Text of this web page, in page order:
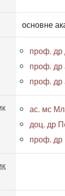
основне
проф. др
проф. др
проф. др
ас. мс
доц. др
проф. др